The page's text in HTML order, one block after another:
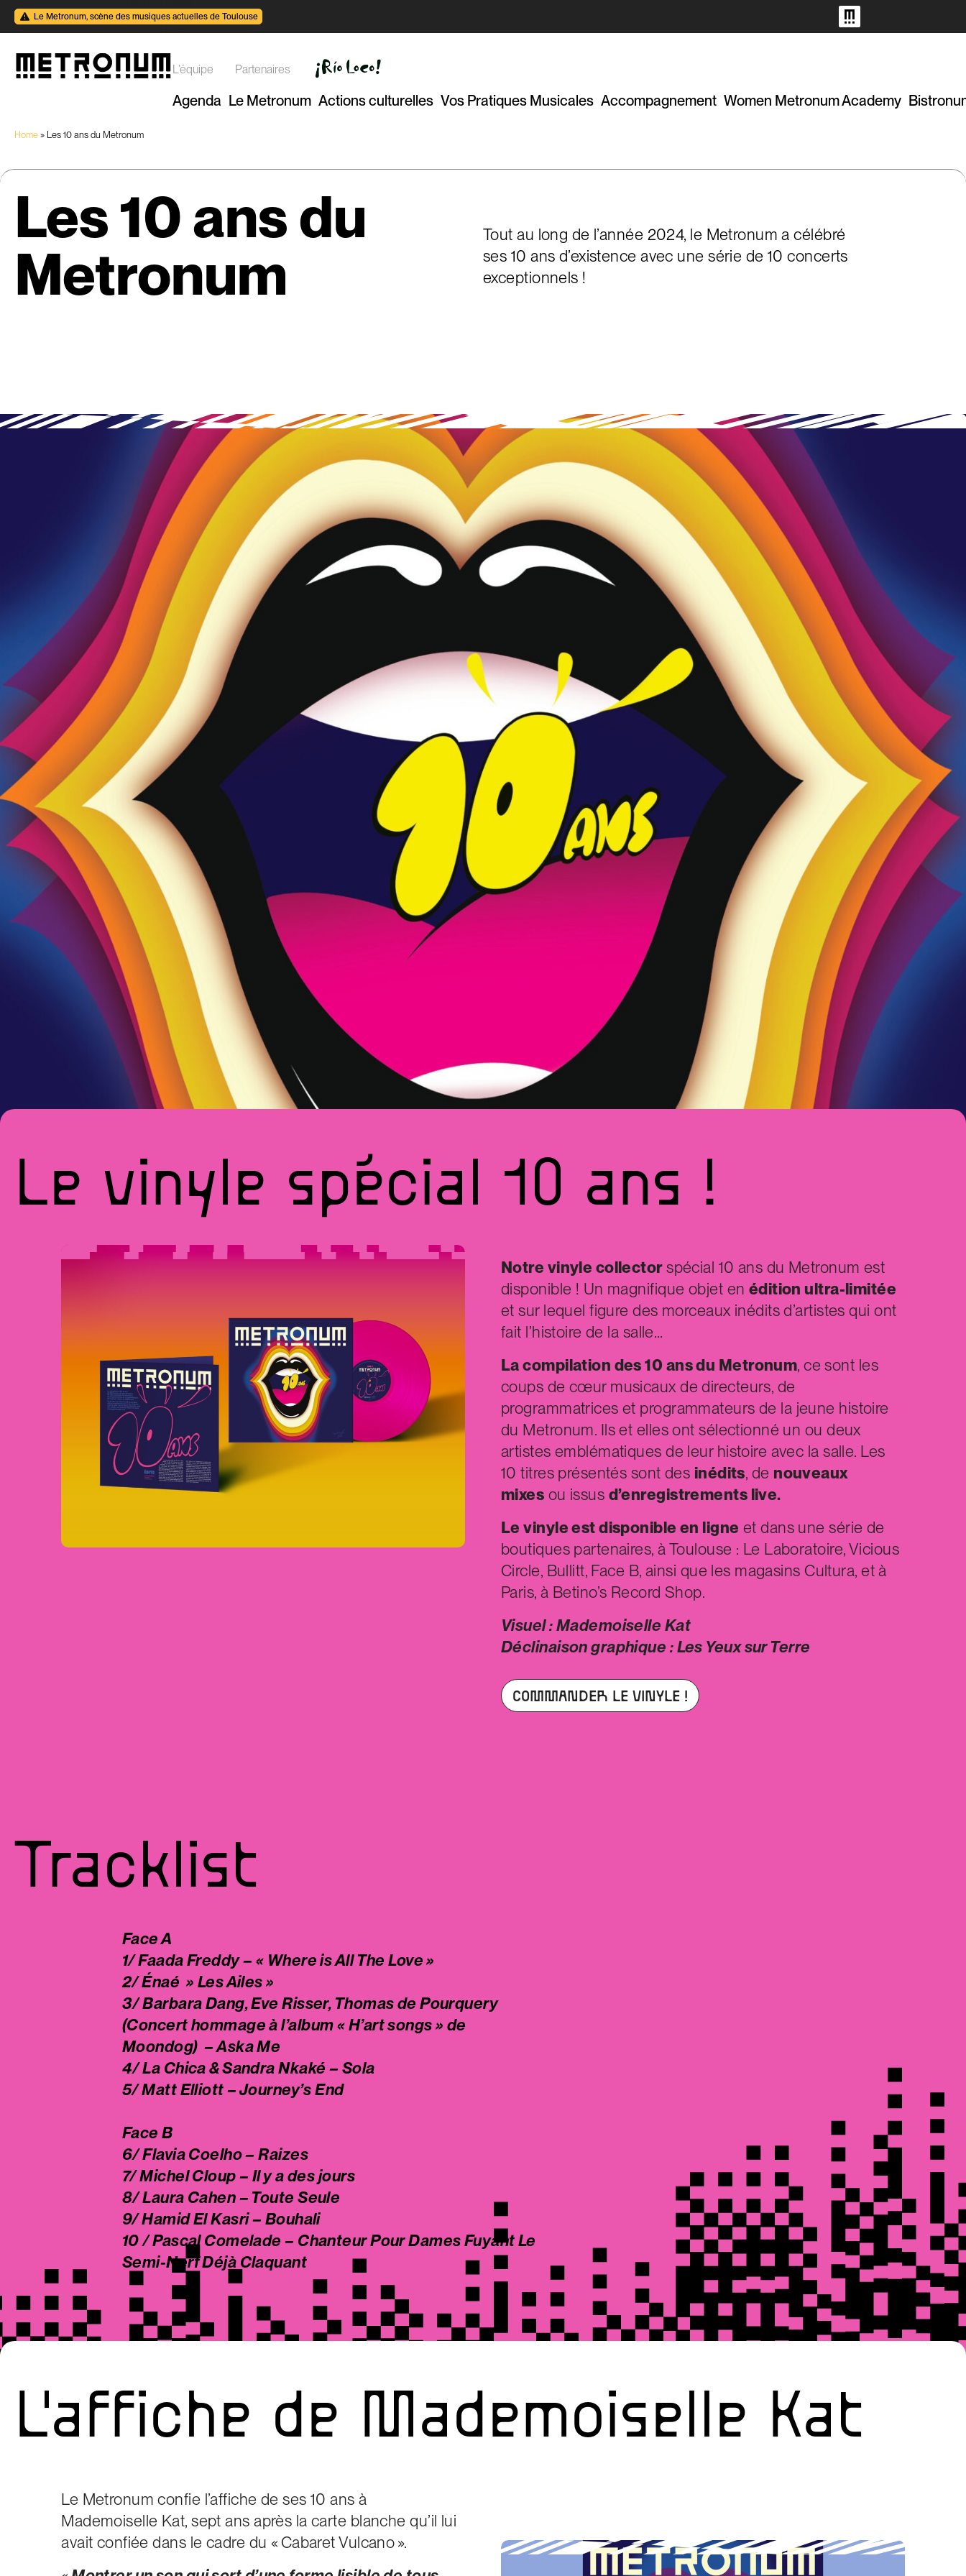
Le Metronum, scène des musiques actuelles de Toulouse
L’équipe Partenaires
Agenda Le Metronum Actions culturelles Vos Pratiques Musicales Accompagnement Women Metronum Academy
Home » Les 10 ans du Metronum
Les10ansdu
Metronum
Tout au long de l’année 2024, le Metronum a célébré
ses 10 ans d’existence avec une série de 10 concerts
exceptionnels !
Le vinyle spécial 10 ans !
Notre vinyle collectorspécial 10 ans du Metronum est
disponible ! Un magnifique objet en édition ultra-limitée
et sur lequel figure des morceaux inédits d’artistes qui ont
fait l’histoire de la salle…
La compilation des 10 ans du Metronum, ce sont les
coups de cœur musicaux de directeurs, de
programmatrices et programmateurs de la jeune histoire
du Metronum. Ils et elles ont sélectionné un ou deux
artistes emblématiques de leur histoire avec la salle. Les
10 titres présentés sont des inédits, de nouveaux
mixes ou issus d’enregistrements live.
Le vinyle est disponible en ligne et dans une série de
boutiques partenaires, à Toulouse : Le Laboratoire, Vicious
Circle, Bullitt, Face B, ainsi que les magasins Cultura, et à
Paris, à Betino’s Record Shop.
Visuel : Mademoiselle Kat
Déclinaison graphique : Les Yeux sur Terre
COMMANDER LE VINYLE !
Tracklist
Face A
1/ Faada Freddy – « Where is All The Love »
2/ Énaé » Les Ailes »
3/ Barbara Dang, Eve Risser, Thomas de Pourquery
(Concert hommage à l’album « H’art songs » de
Moondog) – Aska Me
4/ La Chica & Sandra Nkaké – Sola
5/ Matt Elliott – Journey’s End
Face B
6/ Flavia Coelho – Raizes
7/ Michel Cloup – Il y a des jours
8/ Laura Cahen – Toute Seule
9/ Hamid El Kasri – Bouhali
10 / Pascal Comelade – Chanteur Pour Dames Fuyant Le
Semi-Nerf Déjà Claquant
L'affiche de Mademoiselle Kat
Le Metronum confie l’affiche de ses 10 ans à
Mademoiselle Kat, sept ans après la carte blanche qu’il lui
avait confiée dans le cadre du « Cabaret Vulcano ».